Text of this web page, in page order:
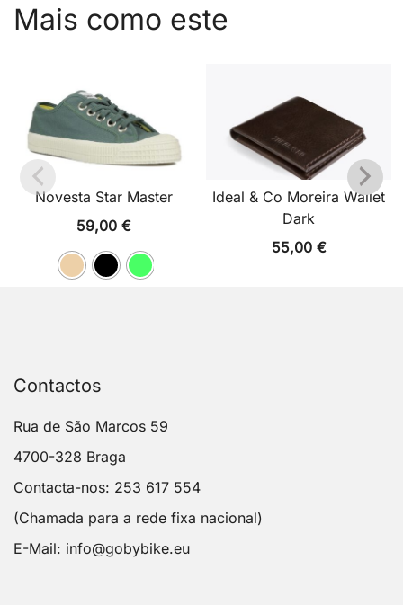
Mais como este
Novesta Star Master
59,00€
Ideal & Co Moreira Wallet
Dark
55,00 €
Contactos
Rua de São Marcos 59
4700-328 Braga
Contacta-nos: 253 617 554
(Chamada para a rede fixa nacional)
E-Mail: info@gobybike.eu